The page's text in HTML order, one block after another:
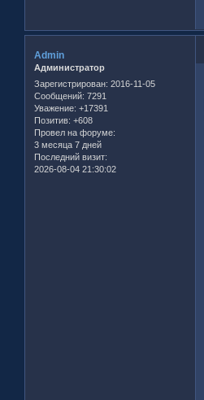
Admin
Администратор
Зарегистрирован: 2016-11-05
Сообщений: 7291
Уважение: +17391
Позитив: +608
Провел на форуме:
3 месяца 7 дней
Последний визит:
2026-08-04 21:30:02